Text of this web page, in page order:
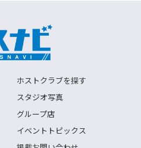
ホストクラブを探す
スタジオ写真
グループ店
イベントトピックス